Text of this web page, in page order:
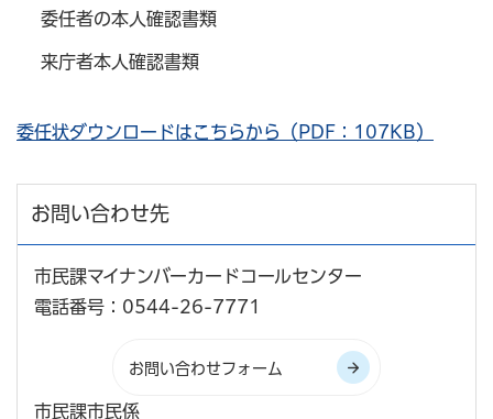
委任者の本人確認書類
来庁者本人確認書類
委任状ダウンロードはこちらから（PDF：107KB）
お問い合わせ先
市民課マイナンバーカードコールセンター
電話番号：0544-26-7771
市民課市民係